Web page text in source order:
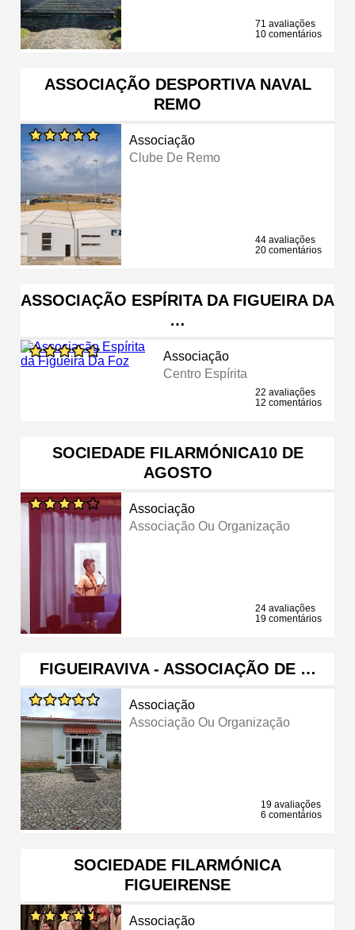
71 avaliações
10 comentários
ASSOCIAÇÃO DESPORTIVA NAVAL
REMO
Associação
Clube De Remo
44 avaliações
20 comentários
ASSOCIAÇÃO ESPÍRITA DA FIGUEIRA DA
…
Associação
Centro Espírita
22 avaliações
12 comentários
SOCIEDADE FILARMÓNICA10 DE
AGOSTO
Associação
Associação Ou Organização
24 avaliações
19 comentários
FIGUEIRAVIVA - ASSOCIAÇÃO DE …
Associação
Associação Ou Organização
19 avaliações
6 comentários
SOCIEDADE FILARMÓNICA
FIGUEIRENSE
Associação